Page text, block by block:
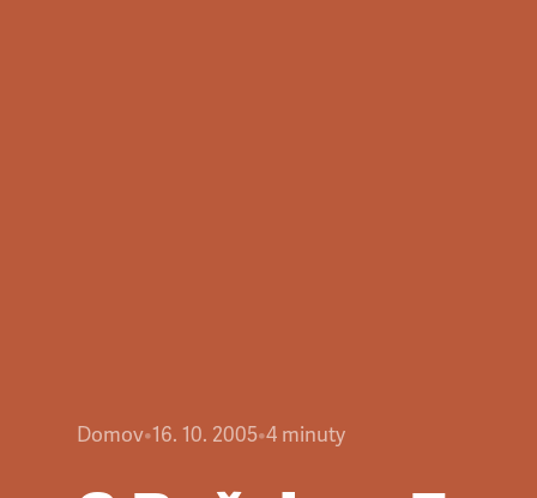
Domov•16. 10. 2005•4 minuty